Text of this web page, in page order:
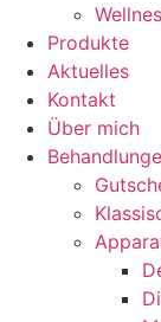
Produkte
Aktuelles
Kontakt
Über mich